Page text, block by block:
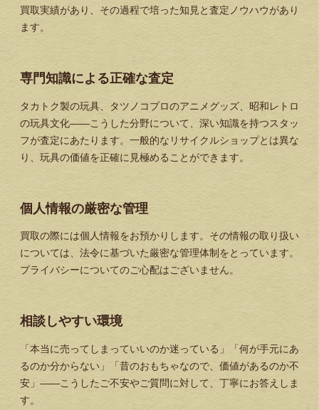
買取実績があり、その過程で培った知見と査定ノウハウがあり
ます。
専門知識による正確な査定
タカトク製の玩具、タツノコプロのアニメグッズ、昭和レトロ
の玩具文化——こうした分野について、深い知識を持つスタッ
フが査定にあたります。一般的なリサイクルショップとは異な
り、玩具の価値を正確に見極めることができます。
個人情報の厳密な管理
買取の際には個人情報をお預かりします。その情報の取り扱い
については、法令に基づいた厳密な管理体制をとっています。
プライバシーについてのご心配はございません。
相談しやすい環境
「本当に売ってしまっていいのか迷っている」「何が手元にあ
るのか分からない」「昔のおもちゃなので、価値があるのか不
安」——こうしたご不安やご質問に対して、丁寧にお答えしま
す。